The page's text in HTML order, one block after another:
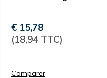
€ 15,78
(18,94 TTC)
Comparer